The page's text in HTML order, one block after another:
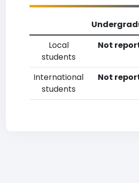
Local
students
Not
International
students
Not